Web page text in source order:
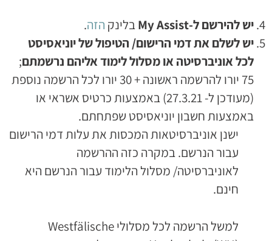
יש להירשם ל-My Assistבלינק הזה.
יש לשלם את דמי הרישום/ הטיפול של יוניאסיסט
לכל אוניברסיטה או מסלול לימוד אליהם נרשמתם;
75 יורו להרשמה ראשונה + 30 יורו לכל הרשמה נוספת
(מעודכן ל- 27.3.21) באמצעות כרטיס אשראי או
באמצעות חשבון יוניאסיסט שפתחתם.
ישנן אוניברסיטאות המכסות את עלות דמי הרישום
עבור הנרשם. במקרה כזה ההרשמה
לאוניברסיטה/ מסלול הלימוד עבור הנרשם היא
חינם.
למשל הרשמה לכל מסלולי Westfälische